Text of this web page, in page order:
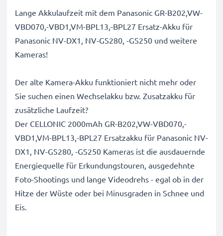
Lange Akkulaufzeit mit dem Panasonic GR-B202,VW-
VBD070,-VBD1,VM-BPL13,-BPL27 Ersatz-Akku für
Panasonic NV-DX1, NV-GS280, -GS250 und weitere
Kameras!
Der alte Kamera-Akku funktioniert nicht mehr oder
Sie suchen einen Wechselakku bzw. Zusatzakku für
zusätzliche Laufzeit?
Der CELLONIC 2000mAh GR-B202,VW-VBD070,-
VBD1,VM-BPL13,-BPL27 Ersatzakku für Panasonic NV-
DX1, NV-GS280, -GS250 Kameras ist die ausdauernde
Energiequelle für Erkundungstouren, ausgedehnte
Foto-Shootings und lange Videodrehs - egal ob in der
Hitze der Wüste oder bei Minusgraden in Schnee und
Eis.